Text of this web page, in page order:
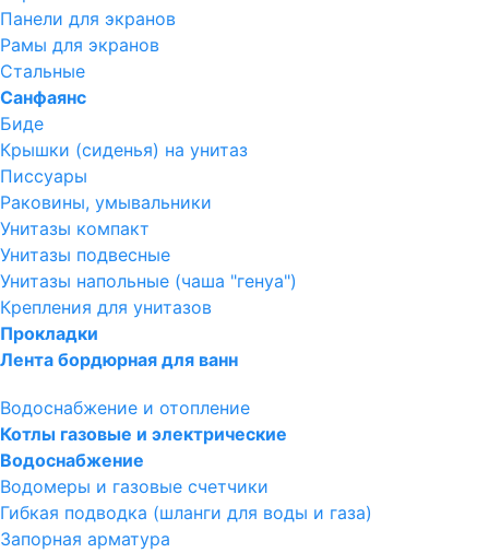
Панели для экранов
Рамы для экранов
Стальные
Санфаянс
Биде
Крышки (сиденья) на унитаз
Писсуары
Раковины, умывальники
Унитазы компакт
Унитазы подвесные
Унитазы напольные (чаша "генуа")
Крепления для унитазов
Прокладки
Лента бордюрная для ванн
Водоснабжение и отопление
Котлы газовые и электрические
Водоснабжение
Водомеры и газовые счетчики
Гибкая подводка (шланги для воды и газа)
Запорная арматура